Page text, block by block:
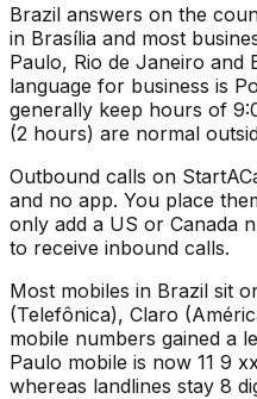
Brazil answers on the
in Brasília and most
Paulo, Rio de Janeiro and
language for business is
generally keep hours of
(2 hours) are normal
Outbound calls on
and no app. You place
only add a US or Canada
to receive inbound calls.
Most mobiles in Brazil sit
(Telefônica), Claro
mobile numbers gained a
Paulo mobile is now 11 9
whereas landlines stay 8